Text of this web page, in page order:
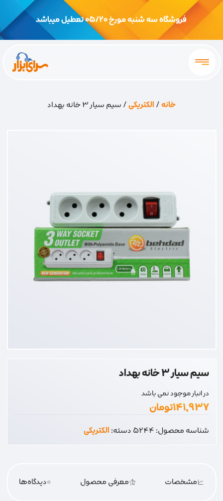
فروشگاه سه شنبه مورخ 05/20 تعطیل میباشد
خانه/الکتریکی/ سیم سیار 3 خانه بهداد
سیم سیار 3 خانه بهداد
در انبار موجود نمی باشد
۱۴۱,۹۳۷تومان
شناسه محصول:5244دسته:الکتریکی
مشخصات معرفی محصول 0دیدگاه‌‌ها